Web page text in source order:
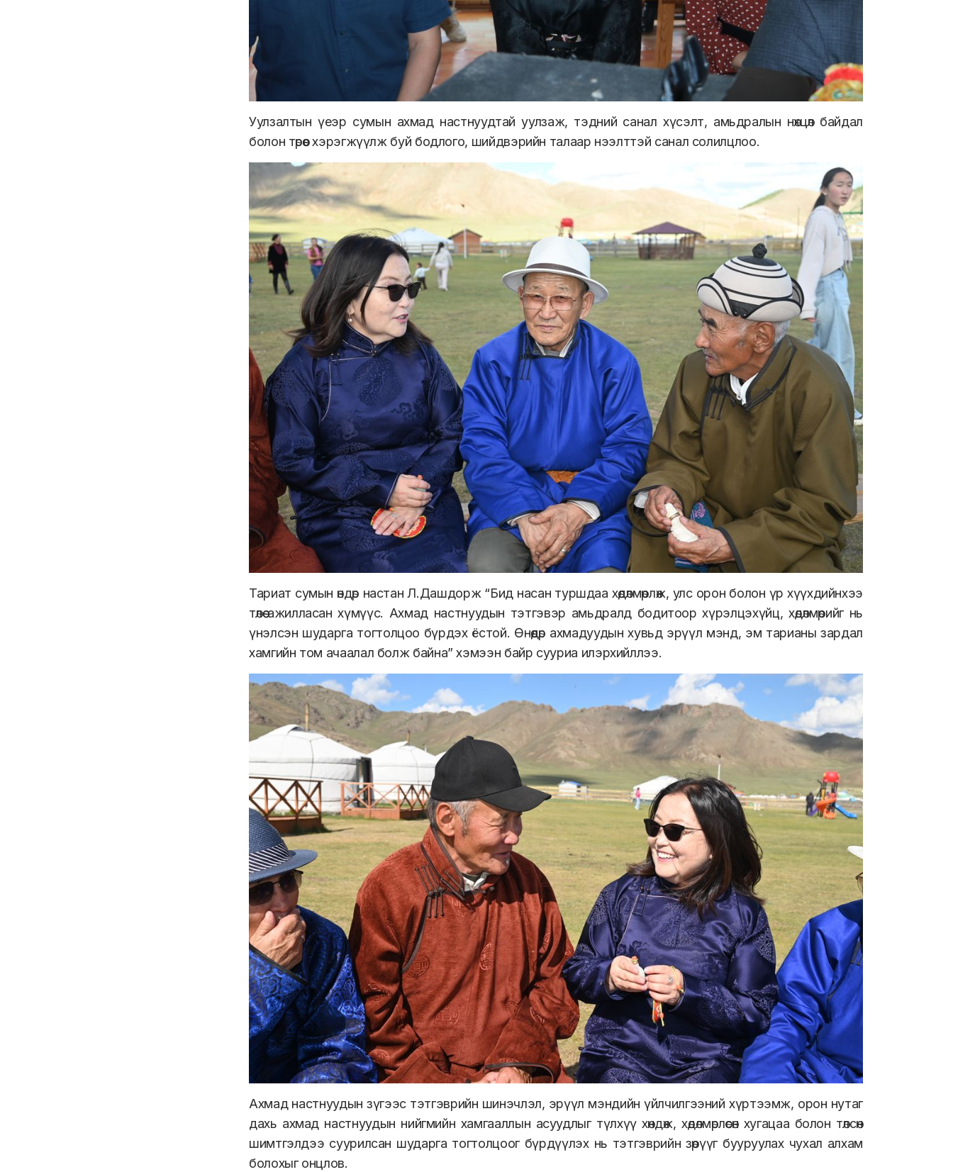
Уулзалтын үеэр сумын ахмад настнуудтай уулзаж, тэдний санал хүсэлт, амьдралын нөхцөл байдал
болон төрөөс хэрэгжүүлж буй бодлого, шийдвэрийн талаар нээлттэй санал солилцлоо.
Тариат сумын өндөр настан Л.Дашдорж “Бид насан туршдаа хөдөлмөрлөж, улс орон болон үр хүүхдийнхээ
төлөө ажилласан хүмүүс. Ахмад настнуудын тэтгэвэр амьдралд бодитоор хүрэлцэхүйц, хөдөлмөрийг нь
үнэлсэн шударга тогтолцоо бүрдэх ёстой. Өнөөдөр ахмадуудын хувьд эрүүл мэнд, эм тарианы зардал
хамгийн том ачаалал болж байна” хэмээн байр сууриа илэрхийллээ.
Ахмад настнуудын зүгээс тэтгэврийн шинэчлэл, эрүүл мэндийн үйлчилгээний хүртээмж, орон нутаг
дахь ахмад настнуудын нийгмийн хамгааллын асуудлыг түлхүү хөндөж, хөдөлмөрлөсөн хугацаа болон төлсөн
шимтгэлдээ суурилсан шударга тогтолцоог бүрдүүлэх нь тэтгэврийн зөрүүг бууруулах чухал алхам
болохыг онцлов.